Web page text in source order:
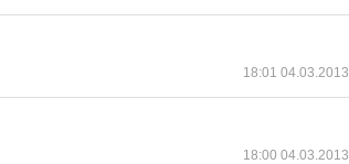
18:01 04.03.2013
18:00 04.03.2013